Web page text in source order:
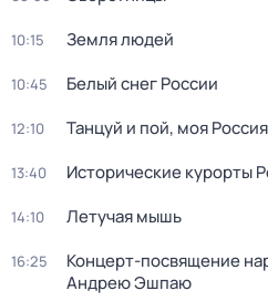
10:15 Земля людей
10:45 Белый снег России
12:10 Танцуй и пой, моя
13:40 Исторические курорты
14:10 Летучая мышь
16:25
Концерт-посвящение
Андрею Эшпаю